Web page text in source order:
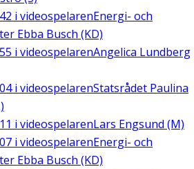
i videospelarenEnergi- och
Ebba Busch (KD)
i videospelarenAngelica Lundberg
i videospelarenStatsrådet Paulina
i videospelarenLars Engsund (M)
i videospelarenEnergi- och
Ebba Busch (KD)